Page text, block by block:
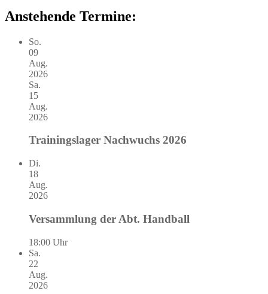
Anstehende Termine:
So.
09
Aug.
2026
Sa.
15
Aug.
2026
Trainingslager Nachwuchs 2026
Di.
18
Aug.
2026
Versammlung der Abt. Handball
18:00 Uhr
Sa.
22
Aug.
2026